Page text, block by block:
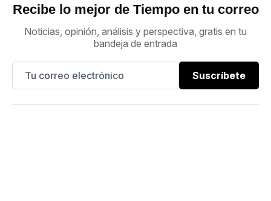
Recibe lo mejor de Tiempo en tu correo
Noticias, opinión, análisis y perspectiva, gratis en tu
bandeja de entrada
Suscríbete